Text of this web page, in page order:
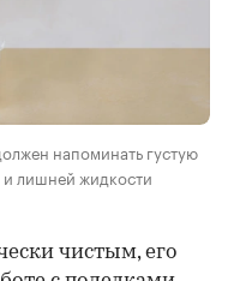
напоминать густую
лишней жидкости
чистым, его